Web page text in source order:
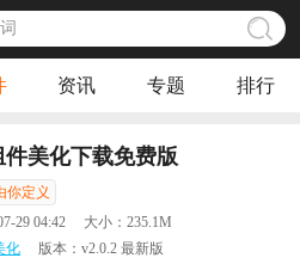
资讯 专题 排行
美化下载免费版
你定义
29 04:42 大小： 235.1M
化 版本： v2.0.2 最新版